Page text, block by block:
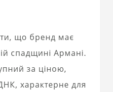
що бренд має
спадщині Армані.
за ціною,
характерне для